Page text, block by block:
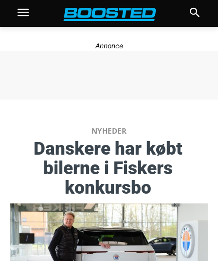
Annonce
NYHEDER
Danskere har købt
bilerne i Fiskers
konkursbo